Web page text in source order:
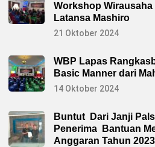
Workshop
Latansa Mashiro
21 Oktober 2024
WBP Lapas
Basic Manner dari
14 Oktober 2024
Buntut Dari Janji
Penerima Bantuan
Anggaran Tahun